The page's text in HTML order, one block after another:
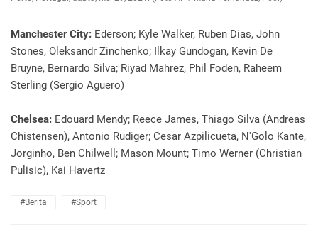
Manchester City: Ederson; Kyle Walker, Ruben Dias, John
Stones, Oleksandr Zinchenko; Ilkay Gundogan, Kevin De
Bruyne, Bernardo Silva; Riyad Mahrez, Phil Foden, Raheem
Sterling (Sergio Aguero)
Chelsea: Edouard Mendy; Reece James, Thiago Silva (Andreas
Chistensen), Antonio Rudiger; Cesar Azpilicueta, N'Golo Kante,
Jorginho, Ben Chilwell; Mason Mount; Timo Werner (Christian
Pulisic), Kai Havertz
#Berita #Sport